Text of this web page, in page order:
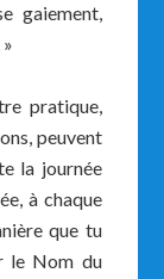
gaiement,
pratique,
peuvent
la journée
à chaque
que tu
le Nom du